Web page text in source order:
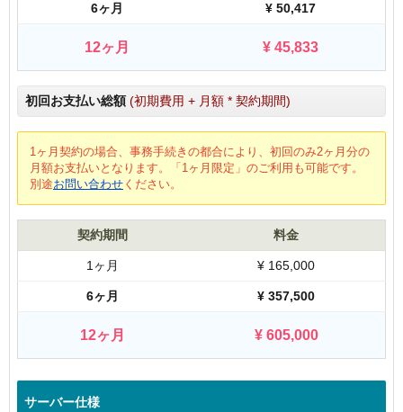
6ヶ月 ¥50,417
12ヶ月 ¥45,833
初回お支払い総額(初期費用 + 月額 * 契約期間)
1ヶ月契約の場合、事務手続きの都合により、初回のみ2ヶ月分の
月額お支払いとなります。「1ヶ月限定」のご利用も可能です。
別途お問い合わせ ください。
契約期間 料金
1ヶ月 ¥ 165,000
6ヶ月 ¥ 357,500
12ヶ月 ¥605,000
サーバー仕様